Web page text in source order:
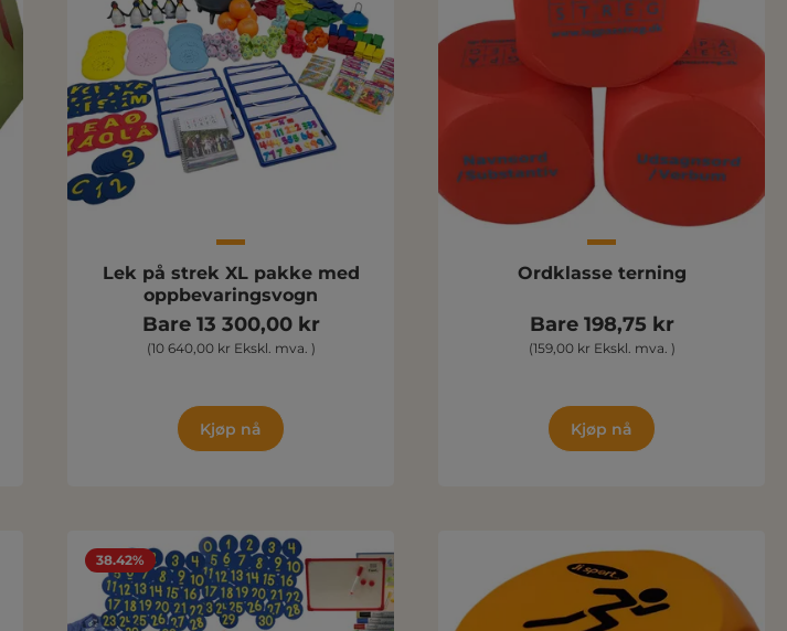
Lek på strek XL pakke med
oppbevaringsvogn
Bare 13 300,00 kr
(10 640,00 kr Ekskl. mva. )
Kjøp nå
Ordklasse terning
Bare 198,75 kr
(159,00 kr Ekskl. mva. )
Kjøp nå
38.42%